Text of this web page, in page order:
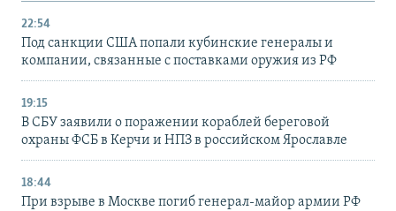
22:54
Под санкции США попали кубинские генералы и
компании, связанные с поставками оружия из РФ
19:15
В СБУ заявили о поражении кораблей береговой
охраны ФСБ в Керчи и НПЗ в российском Ярославле
18:44
При взрыве в Москве погиб генерал-майор армии РФ